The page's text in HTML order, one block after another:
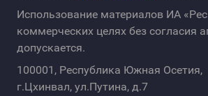
Использование материалов ИА
коммерческих целях без согласия
допускается.
100001, Республика Южная Осетия,
г.Цхинвал, ул.Путина, д.7